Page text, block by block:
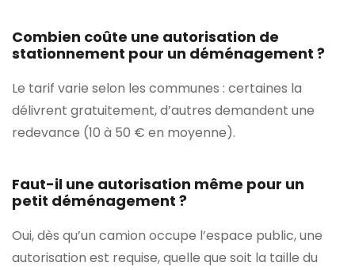
Combien coûte une autorisation de
stationnement pour un déménagement ?
Le tarif varie selon les communes : certaines la
délivrent gratuitement, d’autres demandent une
redevance (10 à 50 € en moyenne).
Faut-il une autorisation même pour un
petit déménagement ?
Oui, dès qu’un camion occupe l’espace public, une
autorisation est requise, quelle que soit la taille du